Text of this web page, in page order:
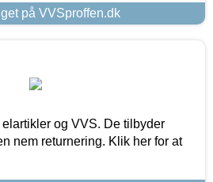
på VVSproffen.dk
og VVS. De tilbyder
nem returnering. Klik her for at